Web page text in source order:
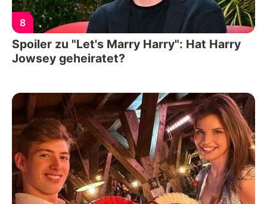
8
Spoiler zu "Let's Marry Harry": Hat Harry
Jowsey geheiratet?